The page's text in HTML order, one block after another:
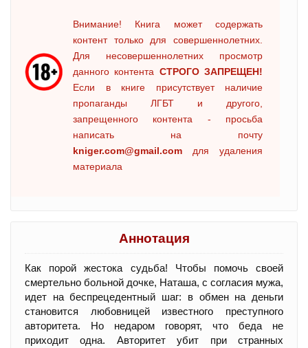
Внимание! Книга может содержать
контент только для совершеннолетних.
Для несовершеннолетних просмотр
данного контента СТРОГО ЗАПРЕЩЕН!
Если в книге присутствует наличие
пропаганды ЛГБТ и другого,
запрещенного контента - просьба
написать на почту
kniger.com@gmail.com для удаления
материала
Аннотация
Как порой жестока судьба! Чтобы помочь своей
смертельно больной дочке, Наташа, с согласия мужа,
идет на беспрецедентный шаг: в обмен на деньги
становится любовницей известного преступного
авторитета. Но недаром говорят, что беда не
приходит одна. Авторитет убит при странных